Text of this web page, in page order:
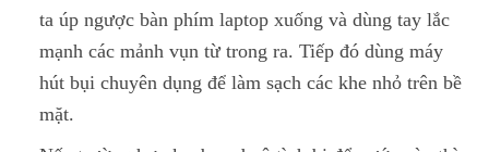
ta úp ngược bàn phím laptop xuống và dùng tay lắc
mạnh các mảnh vụn từ trong ra. Tiếp đó dùng máy
hút bụi chuyên dụng để làm sạch các khe nhỏ trên bề
mặt.